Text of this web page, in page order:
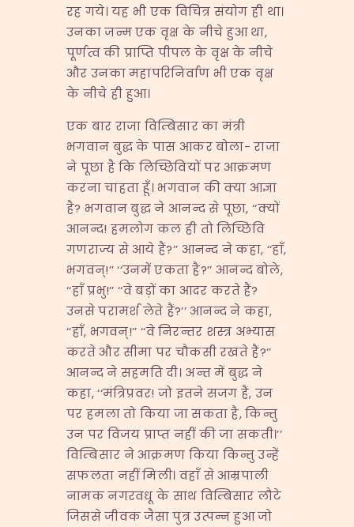
रह गये। यह भी एक विचित्र संयोग ही था।
उनका जन्म एक वृक्ष के नीचे हुआ था,
पूर्णत्व की प्राप्ति पीपल के वृक्ष के नीचे
और उनका महापरिनिर्वाण भी एक वृक्ष
के नीचे ही हुआ।
एक बार राजा विम्बिसार का मंत्री
भगवान बुद्ध के पास आकर बोला- राजा
ने पूछा है कि लिच्छिवियों पर आक्रमण
करना चाहता हूँ। भगवान की क्या आज्ञा
है? भगवान बुद्ध ने आनन्द से पूछा, ‘‘क्यों
आनन्द! हमलोग कल ही तो लिच्छिवि
गणराज्य से आये हैं?’’ आनन्द ने कहा, ‘‘हाँ,
भगवन्!’’ ‘‘उनमें एकता है?’’ आनन्द बोले,
‘‘हाँ प्रभु!’’ ‘‘वे बड़ों का आदर करते हैं?
उनसे परामर्श लेते हैं?’’ आनन्द ने कहा,
‘‘हाँ, भगवन्!’’ ‘‘वे निरन्तर शस्त्र अभ्यास
करते और सीमा पर चौकसी रखते हैं?’’
आनन्द ने सहमति दी। अन्त में बुद्ध ने
कहा, ‘‘मंत्रिप्रवर! जो इतने सजग हैं, उन
पर हमला तो किया जा सकता है, किन्तु
उन पर विजय प्राप्त नहीं की जा सकती।’’
विम्बिसार ने आक्रमण किया किन्तु उन्हें
सफलता नहीं मिली। वहाँ से आम्रपाली
नामक नगरवधू के साथ विम्बिसार लौटे
जिससे जीवक जैसा पुत्र उत्पन्न हुआ जो